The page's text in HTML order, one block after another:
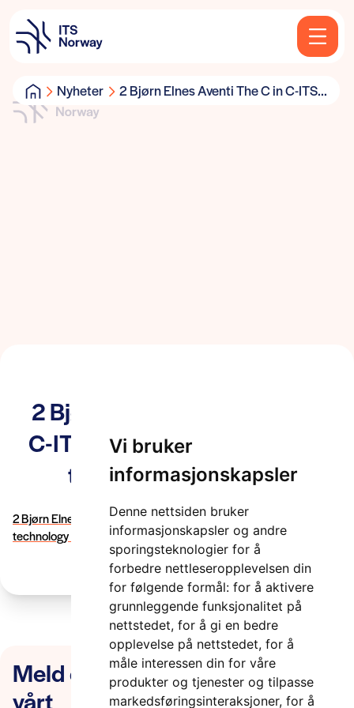
Vi bruker
informasjonskapsler
Denne nettsiden bruker
informasjonskapsler og andre
sporingsteknologier for å
forbedre nettleseropplevelsen din
for følgende formål: for å aktivere
grunnleggende funksjonalitet på
nettstedet, for å gi en bedre
opplevelse på nettstedet, for å
måle interessen din for våre
produkter og tjenester og tilpasse
markedsføringsinteraksjoner, for å
Nyheter 2 Bjørn Elnes Aventi The C in C-ITS...
2 Bjørn Elnes Aventi The C in
C-ITS and CCAM is the same
technology 21-04-27
2 Bjørn Elnes Aventi The C in C-ITS and CCAM is the same
technology 21-04-27
Meld deg på nyhetsbrevet
vårt